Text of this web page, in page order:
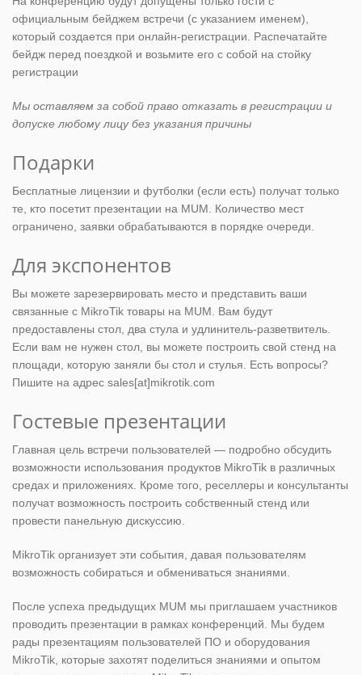
официальным бейджем встречи (с указанием именем),
который создается при онлайн-регистрации. Распечатайте
бейдж перед поездкой и возьмите его с собой на стойку
регистрации
Мы оставляем за собой право отказать в регистрации и
допуске любому лицу без указания причины
Подарки
Бесплатные лицензии и футболки (если есть) получат только
те, кто посетит презентации на MUM. Количество мест
ограничено, заявки обрабатываются в порядке очереди.
Для экспонентов
Вы можете зарезервировать место и представить ваши
связанные с MikroTik товары на MUM. Вам будут
предоставлены стол, два стула и удлинитель-разветвитель.
Если вам не нужен стол, вы можете построить свой стенд на
площади, которую заняли бы стол и стулья. Есть вопросы?
Пишите на адрес sales[at]mikrotik.com
Гостевые презентации
Главная цель встречи пользователей — подробно обсудить
возможности использования продуктов MikroTik в различных
средах и приложениях. Кроме того, реселлеры и консультанты
получат возможность построить собственный стенд или
провести панельную дискуссию.
MikroTik организует эти события, давая пользователям
возможность собираться и обмениваться знаниями.
После успеха предыдущих MUM мы приглашаем участников
проводить презентации в рамках конференций. Мы будем
рады презентациям пользователей ПО и оборудования
MikroTik, которые захотят поделиться знаниями и опытом